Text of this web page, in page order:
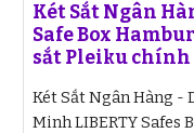
Két Sắt Ngân
Safe Box
sắt Pleiku chính
Két Sắt Ngân Hàng -
Minh LIBERTY Safes